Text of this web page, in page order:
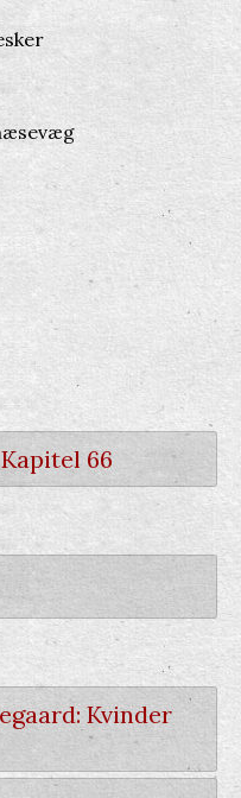
66
Kvinder